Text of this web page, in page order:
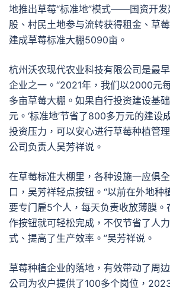
地推出草莓“标准地”模式——国资开发
股、村民土地参与流转获得租金、草莓
建成草莓标准大棚5090亩。
杭州沃农现代农业科技有限公司是最
企业之一。“2021年，我们以2000元
多亩草莓大棚。如果自行投资建设基
元。‘标准地’节省了800多万元的建设
投资压力，可以安心进行草莓种植管
公司负责人吴芳祥说。
在草莓标准大棚里，各种设施一应俱
口，吴芳祥轻点按钮。“以前在外地种
要专门雇5个人，每天负责收放薄膜。
作按钮就可轻松完成，不仅节省了人
式、提高了生产效率。”吴芳祥说。
草莓种植企业的落地，有效带动了周
公司为农户提供了100多个岗位，